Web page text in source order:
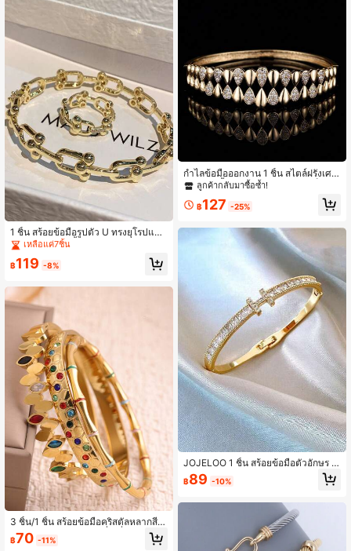
1 ชิ้น สร้อยข้อมือรูปตัว U ทรงยุโรปและ
อเมริกันแบบ 2 ชิ้น พร้อมแหวนเปิดรูปท
รงใน, เพิ่มการประดับบางส่วน
เหลือแค่7ชิ้น
฿119 -8%
3 ชิ้น/1 ชิ้น สร้อยข้อมือคริสตัลหลากสีส
ไตล์โบฮีเมียน, กำไลหินสี่เหลี่ยมเรขาค
ณิตสีทองแบบซ้อนกันได้สำหรับผู้หญิง,
฿70 -11%
กำไลข้อมือออกงาน 1 ชิ้น สไตล์ฝรั่งเศส
ลายหยดน้ำต่อผ้า ดีไซน์วงกว้างเต็มวง
สลับโมดูลโลหะหยดน้ำสีพื้นและโมดูลท
รงลูกแพร์ฝังเพชรแบบปาเว่ ซ่อนตัวล็อก
ลูกค้ากลับมาซื้อซ้ำ!
฿127 -25%
JOJELOO 1 ชิ้น สร้อยข้อมือตัวอักษร H
ฝังด้วยลูกปัดลูกปัดก้อน ตกแต่งอย่างหรู
หรา เครื่องประดับแฟชั่นสำหรับสตรี สำ
นปาร์ตี้ ของขวัญที่เหมาะสม
฿89 -10%